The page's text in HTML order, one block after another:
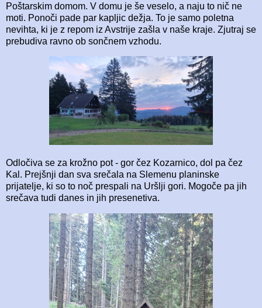
Poštarskim domom. V domu je še veselo, a naju to nič ne
moti. Ponoči pade par kapljic dežja. To je samo poletna
nevihta, ki je z repom iz Avstrije zašla v naše kraje. Zjutraj se
prebudiva ravno ob sončnem vzhodu.
Odločiva se za krožno pot - gor čez Kozarnico, dol pa čez
Kal. Prejšnji dan sva srečala na Slemenu planinske
prijatelje, ki so to noč prespali na Uršlji gori. Mogoče pa jih
srečava tudi danes in jih presenetiva.